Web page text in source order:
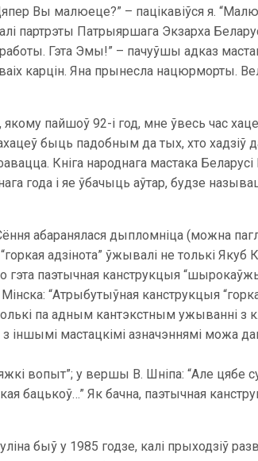
Вы малюеце?” – пацікавіўся я.
партрэты Патрыяршага Экзарха
Гэта Эмы!” – пачуўшы адказ
карцін. Яна прынесла нацюрморты.
якому пайшоў 92-і год, мне ўвесь час
быць падобным да тых, хто хадзіў
Кніга народнага мастака Беларусі
года і яе ўбачыць аўтар, будзе
абаранялася дыпломніца (можна
адзінота” ўжывалі не толькі Якуб
гэта паэтычная канструкцыя
“Атрыбутыўная канструкцыя
па адным кантэкстным ужыванні з
іншымі мастацкімі азначэннямі можа
вопыт”; у вершы В. Шніпа: “Але цябе
бацькоў…” Як бачна, паэтычная
быў у 1985 годзе, калі прыходзіў